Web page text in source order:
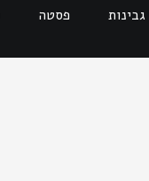
גבינות פסטה